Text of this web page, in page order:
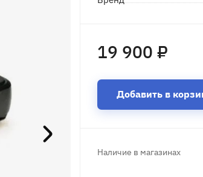
19 900 ₽
Добавить в
Наличие в магазинах